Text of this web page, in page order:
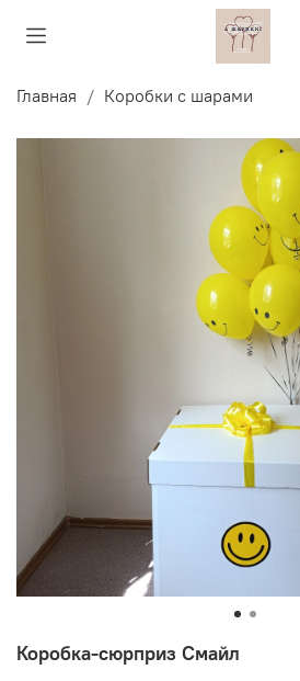
Главная Коробки с шарами
Коробка-сюрприз Смайл